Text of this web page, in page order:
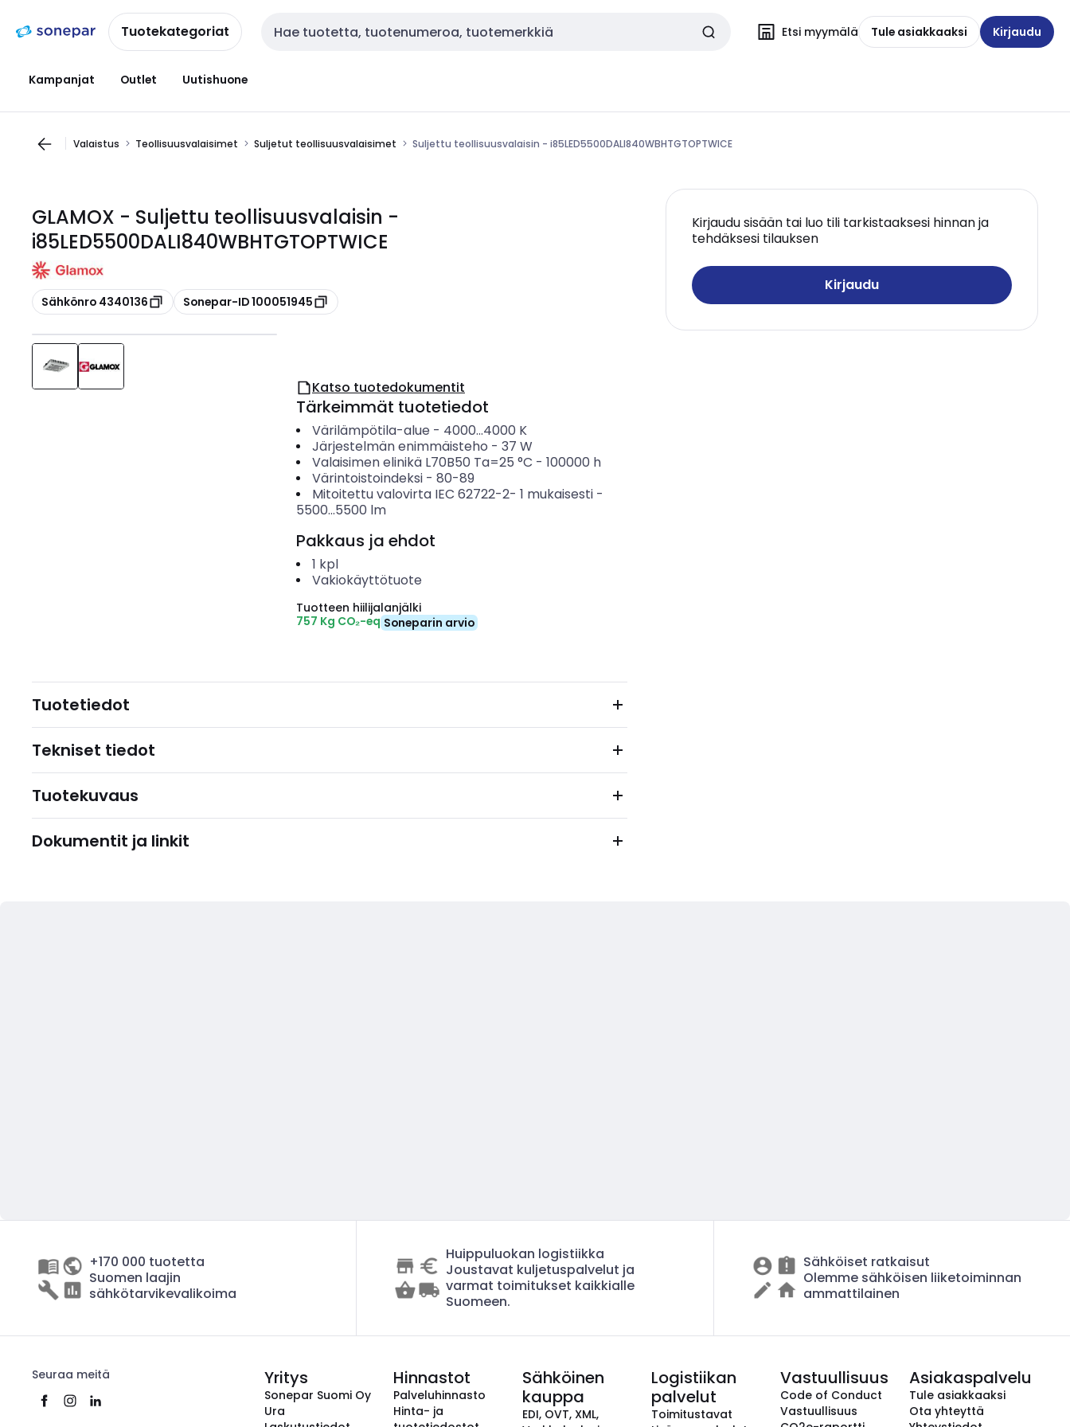
navigointiinsisältöönTuotekategoriat Haku Etsi myymälä Tule asiakkaaksi Kirjaudu
Kampanjat Outlet Uutishuone
Valaistus Teollisuusvalaisimet Suljetut teollisuusvalaisimet Suljettu teollisuusvalaisin - i85LED5500DALI840WBHTGTOPTWICE
GLAMOX - Suljettu teollisuusvalaisin -
i85LED5500DALI840WBHTGTOPTWICE
Kopioi
Sähkönro 4340136 Kopioi
Sonepar-ID 100051945
Kirjaudu sisään tai luo tili tarkistaaksesi hinnan ja
tehdäksesi tilauksen
Kirjaudu
Katso tuotedokumentit
Tärkeimmät tuotetiedot
Värilämpötila-alue - 4000...4000 K
Järjestelmän enimmäisteho - 37 W
Valaisimen elinikä L70B50 Ta=25 °C - 100000 h
Värintoistoindeksi- 80-89
Mitoitettu valovirta IEC 62722-2- 1 mukaisesti-
5500...5500 lm
Pakkaus ja ehdot
1 kpl
Vakiokäyttötuote
Tuotteen hiilijalanjälki
757 Kg CO₂-eq Soneparin arvio
Tuotetiedot
Tekniset tiedot
Tuotekuvaus
Dokumentit ja linkit
+170 000 tuotetta
Suomen laajin
sähkötarvikevalikoima
Huippuluokan logistiikka
Joustavat kuljetuspalvelut ja
varmat toimitukset kaikkialle
Suomeen.
Sähköiset ratkaisut
Olemme sähköisen liiketoiminnan
ammattilainen
Seuraa meitä Yritys
Sonepar Suomi Oy
Ura
Hinnastot
Palveluhinnasto
Hinta- ja
Sähköinen
kauppa
EDI, OVT, XML,
Logistiikan
palvelut
Toimitustavat
Vastuullisuus
Code of Conduct
Vastuullisuus
Asiakaspalvelu
Tule asiakkaaksi
Ota yhteyttä